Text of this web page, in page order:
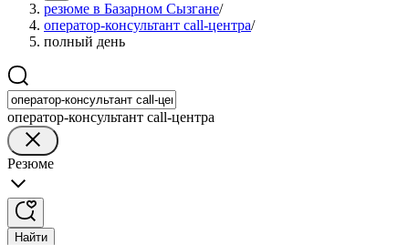
резюме в Базарном Сызгане/
оператор-консультант call-центра/
полный день
оператор-консультант call-центра
Резюме
Найти